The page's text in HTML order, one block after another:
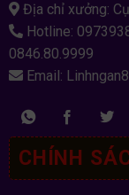
Địa chỉ xưởng:
Hotline:
0846.80.9999
Email:
CHÍNH